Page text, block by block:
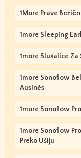
1More Prave
1more Sleeping
1more Slušalice Za
1more Sonoflow
Ausinės
1more Sonoflow
1more Sonoflow
Preko Ušiju